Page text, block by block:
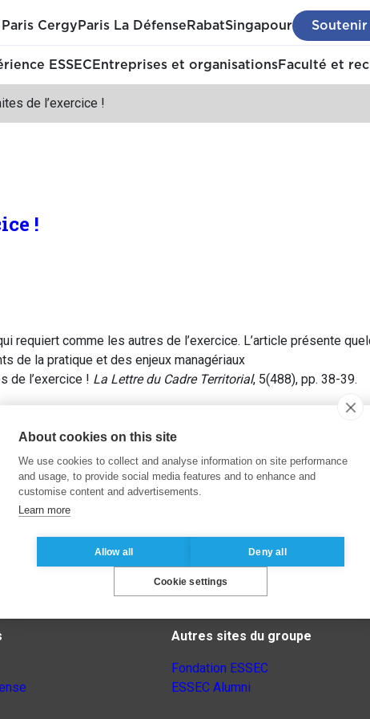
Paris Cergy Paris La Défense RabatSingapour Soutenir
ESSEC Entreprises et organisationsFaculté et
de l’exercice !
!
requiert comme les autres de l’exercice. L’article présente
de la pratique et des enjeux managériaux
de l’exercice ! La Lettre du Cadre Territorial, 5(488), pp. 38-39.
Autres sites du groupe
Fondation ESSEC
ESSEC Alumni
About cookies on this site
We use cookies to collect and analyse information on site performance
and usage, to provide social media features and to enhance and
customise content and advertisements.
Learn more
Allow all Deny all
Cookie settings